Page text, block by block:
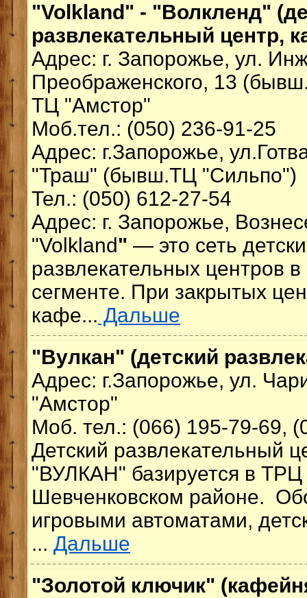
"Volkland" - "Волкленд"
развлекательный центр,
Адрес: г. Запорожье, ул.
Преображенского, 13
ТЦ "Амстор"
Моб.тел.: (050) 236-91-25
Адрес: г.Запорожье,
"Траш" (бывш.ТЦ "Сильпо")
Тел.: (050) 612-27-54
Адрес: г. Запорожье,
"Volkland" — это сеть
развлекательных центров
сегменте. При закрытых
кафе... Дальше
"Вулкан" (детский
Адрес: г.Запорожье, ул.
"Амстор"
Моб. тел.: (066) 195-79-69,
Детский развлекательный
"ВУЛКАН" базируется в
Шевченковском районе.
игровыми автоматами,
... Дальше
"Золотой ключик"